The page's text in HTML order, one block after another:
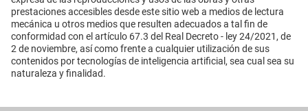
prestaciones accesibles desde este sitio web a medios de lectura
mecánica u otros medios que resulten adecuados a tal fin de
conformidad con el artículo 67.3 del Real Decreto - ley 24/2021, de
2 de noviembre, así como frente a cualquier utilización de sus
contenidos por tecnologías de inteligencia artificial, sea cual sea su
naturaleza y finalidad.